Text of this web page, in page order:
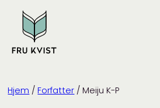
content
Hjem / Forfatter / Meiju K-P